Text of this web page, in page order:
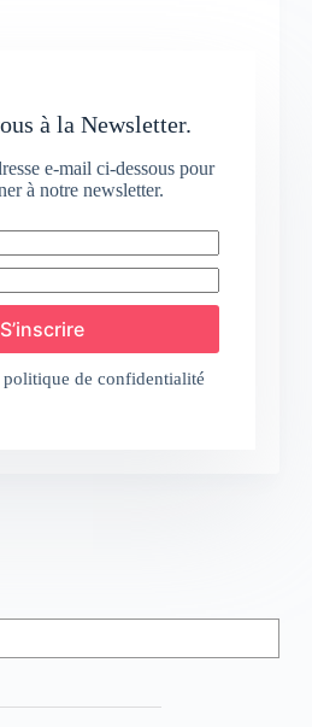
à la Newsletter.
e-mail ci-dessous pour
à notre newsletter.
S’inscrire
politique de confidentialité